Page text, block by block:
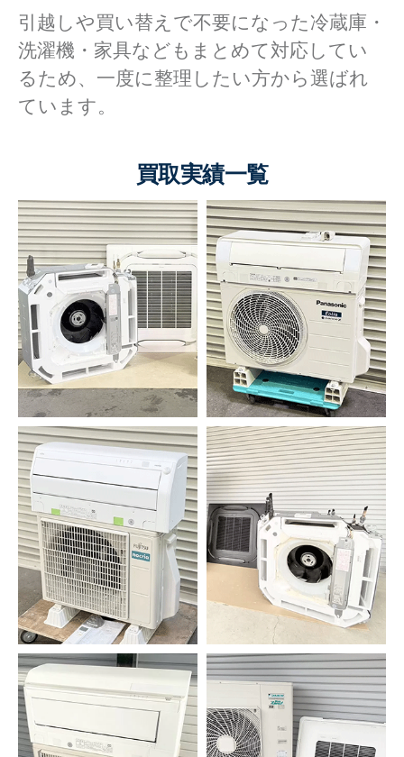
引越しや買い替えで不要になった冷蔵庫・
洗濯機・家具などもまとめて対応してい
るため、一度に整理したい方から選ばれ
ています。
買取実績一覧